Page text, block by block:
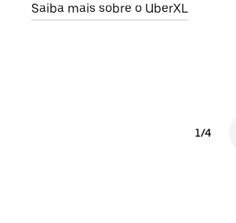
Saiba mais sobre o UberXL
1/4